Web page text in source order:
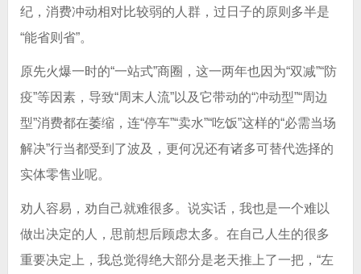
纪，消费冲动相对比较弱的人群，过日子的原则多半是
“能省则省”。
原先火爆一时的“一站式”商圈，这一两年也因为“双减”“防
疫”等因素，导致“周末人流”以及它带动的“冲动型”“周边
型”消费都在萎缩，连“停车”“卖水”“吃饭”这样的“必需当场
解决”行当都受到了波及，更何况还有诸多可替代选择的
实体零售业呢。
劝人容易，劝自己就难很多。说实话，我也是一个难以
做出决定的人，思前想后顾虑太多。在自己人生的很多
重要决定上，我总觉得绝大部分是老天推上了一把，“左